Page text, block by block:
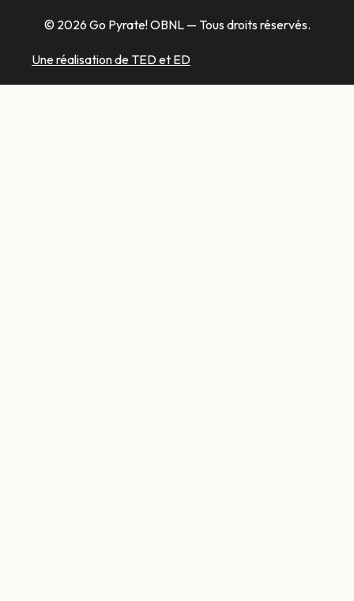
© 2026 Go Pyrate! OBNL — Tous droits réservés.
Une réalisation de TED et ED